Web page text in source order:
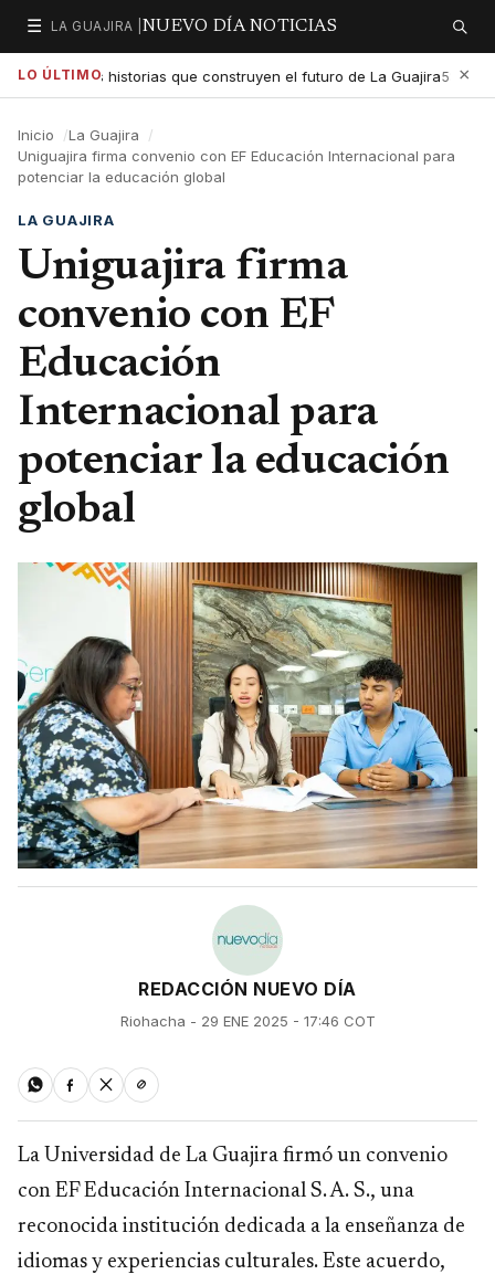
☰
Secciones
LA GUAJIRA | NUEVO DÍA NOTICIAS Buscar
LO ÚLTIMO
exaltar las historias que construyen el futuro de La Guajira5:01 PM
×
Inicio
La Guajira
Uniguajira firma convenio con EF Educación Internacional para
potenciar la educación global
LA GUAJIRA
Uniguajira firma
convenio con EF
Educación
Internacional para
potenciar la educación
global
REDACCIÓN NUEVO DÍA
Riohacha - 29 ENE 2025 - 17:46 COT
La Universidad de La Guajira firmó un convenio
con EF Educación Internacional S. A. S., una
reconocida institución dedicada a la enseñanza de
idiomas y experiencias culturales. Este acuerdo,